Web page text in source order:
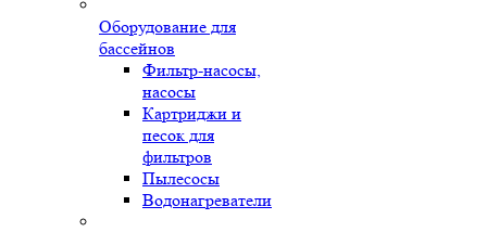
Оборудование для
бассейнов
Фильтр-насосы,
насосы
Картриджи и
песок для
фильтров
Пылесосы
Водонагреватели